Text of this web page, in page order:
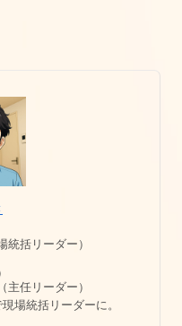
統括リーダー）
主任リーダー）
場統括リーダーに。